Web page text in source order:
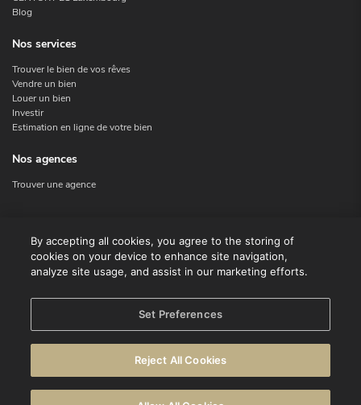
Blog
Nos services
Trouver le bien de vos rêves
Vendre un bien
Louer un bien
Investir
Estimation en ligne de votre bien
Nos agences
Trouver une agence
Contact
Facebook
By accepting all cookies, you agree to the storing of
cookies on your device to enhance site navigation,
analyze site usage, and assist in our marketing efforts.
Set Preferences
Reject All Cookies